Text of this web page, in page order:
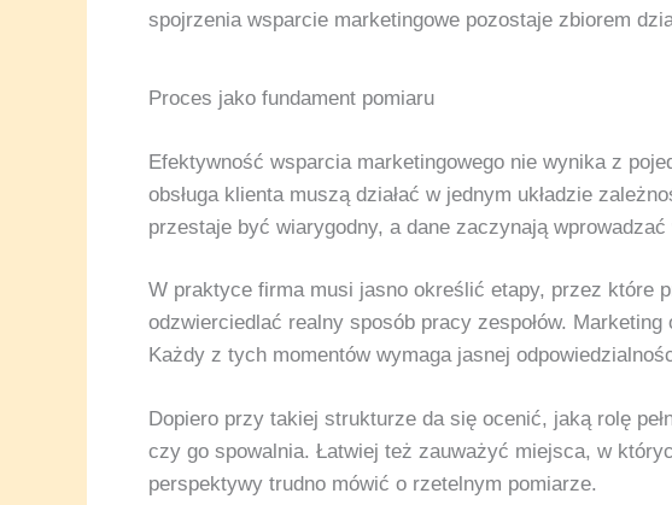
spojrzenia wsparcie marketingowe pozostaje zbiorem
Proces jako fundament pomiaru
Efektywność wsparcia marketingowego nie wynika z
obsługa klienta muszą działać w jednym układzie
przestaje być wiarygodny, a dane zaczynają wprowadzać
W praktyce firma musi jasno określić etapy, przez które
odzwierciedlać realny sposób pracy zespołów.
Każdy z tych momentów wymaga jasnej
Dopiero przy takiej strukturze da się ocenić, jaką rolę
czy go spowalnia. Łatwiej też zauważyć miejsca, w
perspektywy trudno mówić o rzetelnym pomiarze.